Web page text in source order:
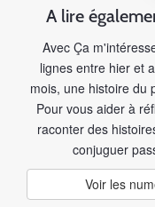
A lire
Avec Ça
lignes entre hier et
mois, une histoire du
Pour vous aider à
raconter des
conjuguer
Voir les